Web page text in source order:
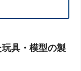
具・模型の製